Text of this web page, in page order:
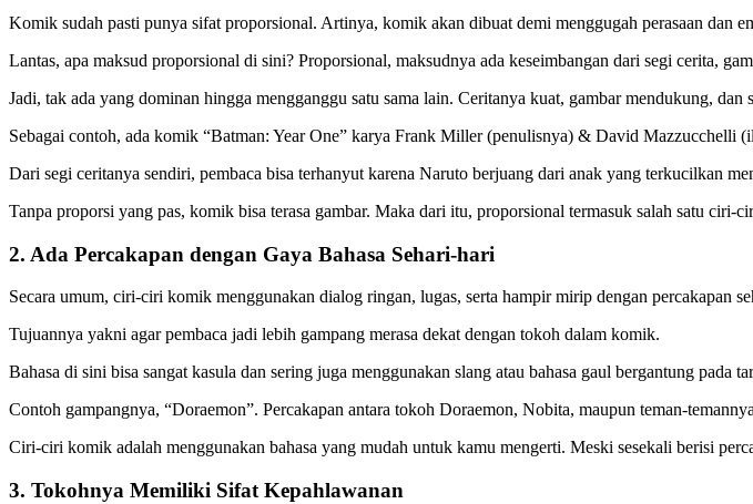
Komik sudah pasti punya sifat proporsional. Artinya, komik akan dibuat demi menggugah perasaan dan
Lantas, apa maksud proporsional di sini? Proporsional, maksudnya ada keseimbangan dari segi cerita,
Jadi, tak ada yang dominan hingga mengganggu satu sama lain. Ceritanya kuat, gambar mendukung, dan
Sebagai contoh, ada komik “Batman: Year One” karya Frank Miller (penulisnya) & David Mazzucchelli
Dari segi ceritanya sendiri, pembaca bisa terhanyut karena Naruto berjuang dari anak yang terkucilkan
Tanpa proporsi yang pas, komik bisa terasa gambar. Maka dari itu, proporsional termasuk salah satu ciri-
2. Ada Percakapan dengan Gaya Bahasa Sehari-hari
Secara umum, ciri-ciri komik menggunakan dialog ringan, lugas, serta hampir mirip dengan percakapan
Tujuannya yakni agar pembaca jadi lebih gampang merasa dekat dengan tokoh dalam komik.
Bahasa di sini bisa sangat kasula dan sering juga menggunakan slang atau bahasa gaul bergantung pada
Contoh gampangnya, “Doraemon”. Percakapan antara tokoh Doraemon, Nobita, maupun teman-
Ciri-ciri komik adalah menggunakan bahasa yang mudah untuk kamu mengerti. Meski sesekali berisi
3. Tokohnya Memiliki Sifat Kepahlawanan